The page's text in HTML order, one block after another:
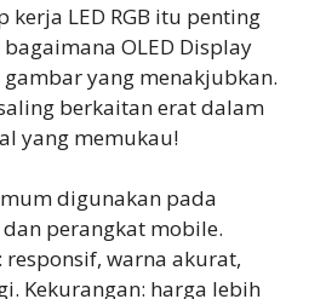
kerja LED RGB itu penting
OLED Display
yang menakjubkan.
berkaitan erat dalam
yang memukau!
digunakan pada
perangkat mobile.
responsif, warna akurat,
Kekurangan: harga lebih